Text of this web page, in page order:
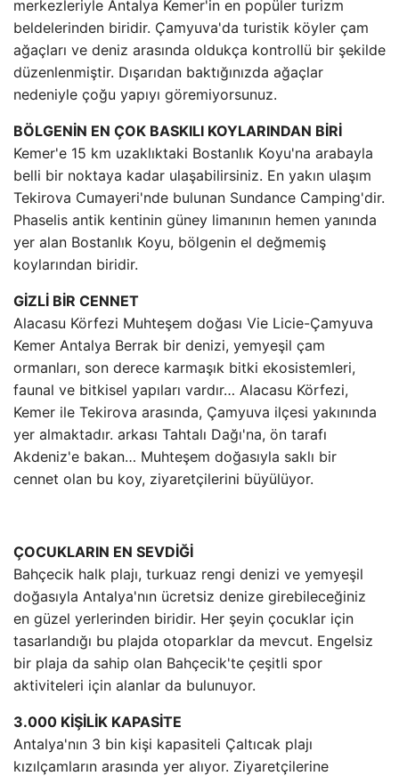
merkezleriyle Antalya Kemer'in en popüler turizm
beldelerinden biridir. Çamyuva'da turistik köyler çam
ağaçları ve deniz arasında oldukça kontrollü bir şekilde
düzenlenmiştir. Dışarıdan baktığınızda ağaçlar
nedeniyle çoğu yapıyı göremiyorsunuz.
BÖLGENİN EN ÇOK BASKILI KOYLARINDAN BİRİ
Kemer'e 15 km uzaklıktaki Bostanlık Koyu'na arabayla
belli bir noktaya kadar ulaşabilirsiniz. En yakın ulaşım
Tekirova Cumayeri'nde bulunan Sundance Camping'dir.
Phaselis antik kentinin güney limanının hemen yanında
yer alan Bostanlık Koyu, bölgenin el değmemiş
koylarından biridir.
GİZLİ BİR CENNET
Alacasu Körfezi Muhteşem doğası Vie Licie-Çamyuva
Kemer Antalya Berrak bir denizi, yemyeşil çam
ormanları, son derece karmaşık bitki ekosistemleri,
faunal ve bitkisel yapıları vardır… Alacasu Körfezi,
Kemer ile Tekirova arasında, Çamyuva ilçesi yakınında
yer almaktadır. arkası Tahtalı Dağı'na, ön tarafı
Akdeniz'e bakan… Muhteşem doğasıyla saklı bir
cennet olan bu koy, ziyaretçilerini büyülüyor.
ÇOCUKLARIN EN SEVDİĞİ
Bahçecik halk plajı, turkuaz rengi denizi ve yemyeşil
doğasıyla Antalya'nın ücretsiz denize girebileceğiniz
en güzel yerlerinden biridir. Her şeyin çocuklar için
tasarlandığı bu plajda otoparklar da mevcut. Engelsiz
bir plaja da sahip olan Bahçecik'te çeşitli spor
aktiviteleri için alanlar da bulunuyor.
3.000 KİŞİLİK KAPASİTE
Antalya'nın 3 bin kişi kapasiteli Çaltıcak plajı
kızılçamların arasında yer alıyor. Ziyaretçilerine